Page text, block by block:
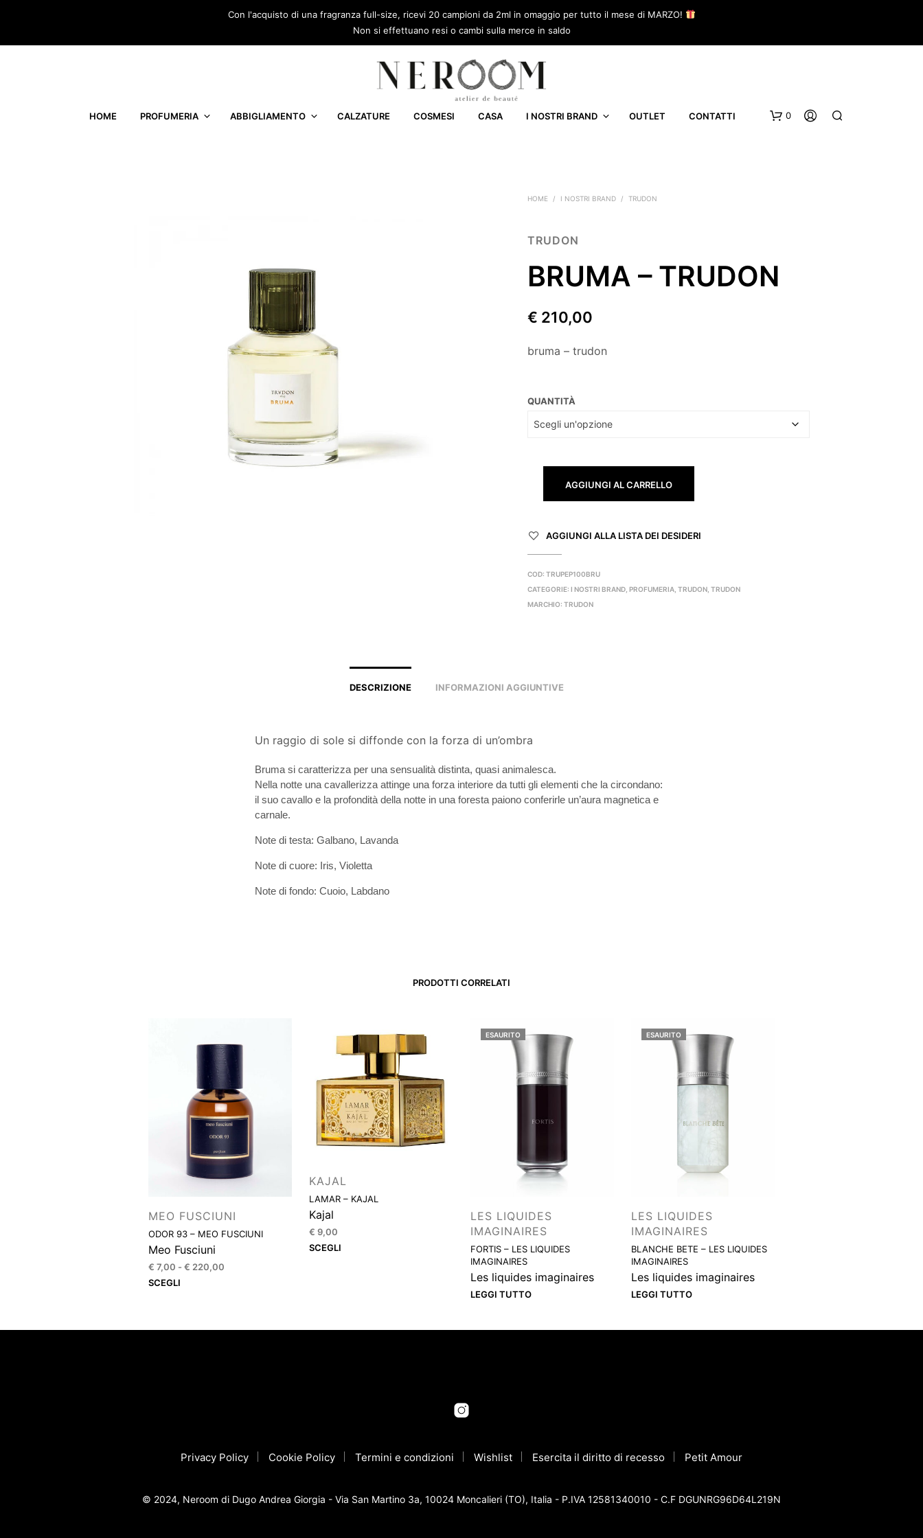
Con l'acquisto di una fragranza full-size, ricevi 20 campioni da 2ml in omaggio per tutto il mese di MARZO!
Non si effettuano resi o cambi sulla merce in saldo
HOME PROFUMERIA ABBIGLIAMENTO CALZATURE COSMESI CASA I NOSTRI BRAND OUTLET CONTATTI 0
HOME / I NOSTRI BRAND / TRUDON
TRUDON
BRUMA – TRUDON
€ 210,00
bruma – trudon
QUANTITÀ
AGGIUNGI AL CARRELLO
AGGIUNGI ALLA LISTA DEI DESIDERI
COD:TRUPEP100BRU
CATEGORIE:I NOSTRI BRAND ,PROFUMERIA ,TRUDON ,TRUDON
MARCHIO:TRUDON
DESCRIZIONE INFORMAZIONI AGGIUNTIVE
Un raggio di sole si diffonde con la forza di un’ombra
Bruma si caratterizza per una sensualità distinta, quasi animalesca.
Nella notte una cavallerizza attinge una forza interiore da tutti gli elementi che la circondano:
il suo cavallo e la profondità della notte in una foresta paiono conferirle un’aura magnetica e
carnale.
Note di testa: Galbano, Lavanda
Note di cuore: Iris, Violetta
Note di fondo: Cuoio, Labdano
PRODOTTI CORRELATI
MEO FUSCIUNI
ODOR 93 – MEO FUSCIUNI
Meo Fusciuni
€ 7,00 - € 220,00Fascia
a
SCEGLIQuesto
più
pagina
prodotto
KAJAL
LAMAR – KAJAL
Kajal
€ 9,00
SCEGLI
Le
prodotto
ESAURITO
LES LIQUIDES
IMAGINAIRES
FORTIS – LES LIQUIDES
IMAGINAIRES
Les liquides imaginaires
LEGGI TUTTO
ESAURITO
LES LIQUIDES
IMAGINAIRES
BLANCHE BETE – LES LIQUIDES
IMAGINAIRES
Les liquides imaginaires
LEGGI TUTTO
Privacy Policy Cookie Policy Termini e condizioni Wishlist Esercita il diritto di recesso Petit Amour
© 2024, Neroom di Dugo Andrea Giorgia - Via San Martino 3a, 10024 Moncalieri (TO), Italia - P.IVA 12581340010 - C.F DGUNRG96D64L219N